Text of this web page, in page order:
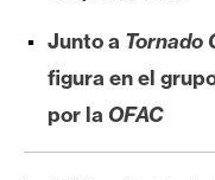
n
á
l
Junto a Tornado
figura en el
por la OFAC